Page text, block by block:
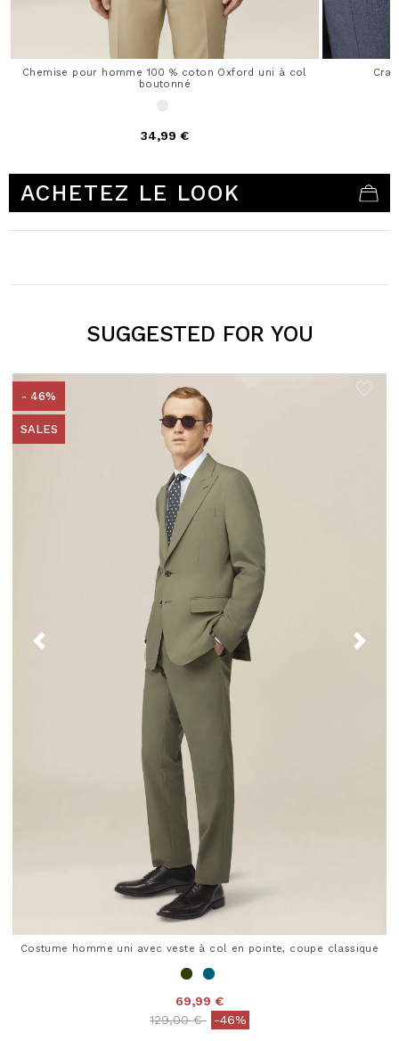
Chemise pour homme 100 % coton Oxford uni à col
boutonné
34,99 €
ACHETEZ LE LOOK
SUGGESTED FOR YOU
- 46%
SALES
Costume homme uni avec veste à col en pointe, coupe classique
69,99 €
Price reduced from
129,00 €to-46%